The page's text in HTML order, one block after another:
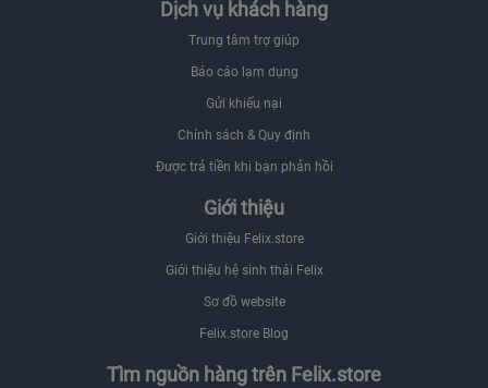
Dịch vụ khách hàng
Trung tâm trợ giúp
Báo cáo lạm dụng
Gửi khiếu nại
Chính sách & Quy định
Được trả tiền khi bạn phản hồi
Giới thiệu
Giới thiệu Felix.store
Giới thiệu hệ sinh thái Felix
Sơ đồ website
Felix.store Blog
Tìm nguồn hàng trên Felix.store